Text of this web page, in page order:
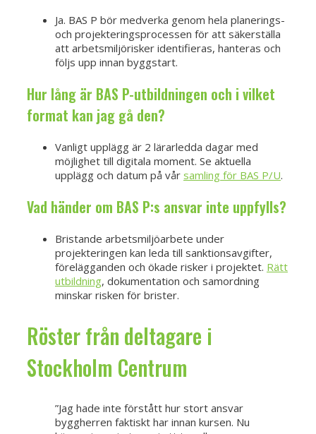
Ja. BAS P bör medverka genom hela planerings-
och projekteringsprocessen för att säkerställa
att arbetsmiljörisker identifieras, hanteras och
följs upp innan byggstart.
Hur lång är BAS P-utbildningen och i vilket
format kan jag gå den?
Vanligt upplägg är 2 lärarledda dagar med
möjlighet till digitala moment. Se aktuella
upplägg och datum på vår samling för BAS P/U.
Vad händer om BAS P:s ansvar inte uppfylls?
Bristande arbetsmiljöarbete under
projekteringen kan leda till sanktionsavgifter,
förelägganden och ökade risker i projektet. Rätt
utbildning, dokumentation och samordning
minskar risken för brister.
Röster från deltagare i
Stockholm Centrum
”Jag hade inte förstått hur stort ansvar
byggherren faktiskt har innan kursen. Nu